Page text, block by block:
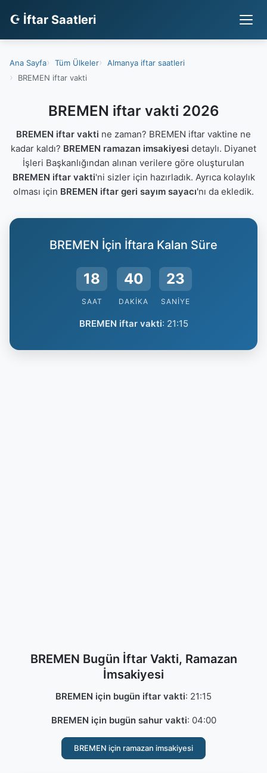
☪ İftar Saatleri
Ana Sayfa Tüm Ülkeler
Almanya iftar saatleri
BREMEN iftar vakti
BREMEN iftar vakti 2026
BREMEN iftar vakti ne zaman? BREMEN iftar vaktine ne
kadar kaldı? BREMEN ramazan imsakiyesi detaylı. Diyanet
İşleri Başkanlığından alınan verilere göre oluşturulan
BREMEN iftar vakti'ni sizler için hazırladık. Ayrıca kolaylık
olması için BREMEN iftar geri sayım sayacı'nı da ekledik.
BREMEN İçin İftara Kalan Süre
18
SAAT
40
DAKIKA
22
SANIYE
BREMEN iftar vakti: 21:15
BREMEN Bugün İftar Vakti, Ramazan
İmsakiyesi
BREMEN için bugün iftar vakti: 21:15
BREMEN için bugün sahur vakti: 04:00
BREMEN için ramazan imsakiyesi